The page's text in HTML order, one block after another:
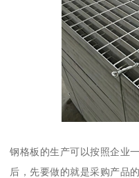
钢格板的生产可以按照企业
后，先要做的就是采购产品